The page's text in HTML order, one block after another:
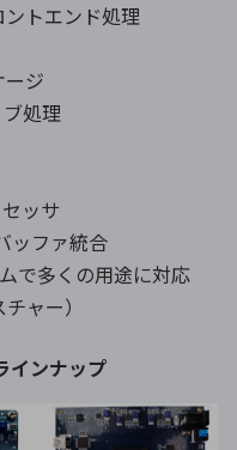
トエンド処理
ジ
処理
ッサ
ッファ統合
で多くの用途に対応
ャー）
インナップ